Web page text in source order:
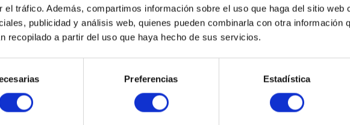
el tráfico. Además, compartimos información sobre el uso que haga del sitio web
publicidad y análisis web, quienes pueden combinarla con otra información
recopilado a partir del uso que haya hecho de sus servicios.
Preferencias Estadística
Contenido 1
175,00 €
Recordar
DETALLES